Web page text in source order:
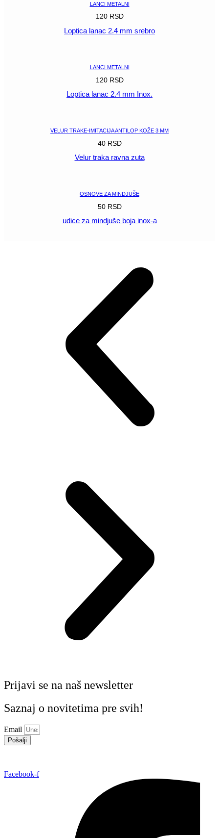
LANCI METALNI
120 RSD
Loptica lanac 2.4 mm srebro
LANCI METALNI
120 RSD
Loptica lanac 2.4 mm Inox.
VELUR TRAKE-IMITACIJA ANTILOP KOŽE 3 MM
40 RSD
Velur traka ravna zuta
OSNOVE ZA MINDJUŠE
50 RSD
udice za mindjuše boja inox-a
Prijavi se na naš newsletter
Saznaj o novitetima pre svih!
Email
Pošalji
Facebook-f